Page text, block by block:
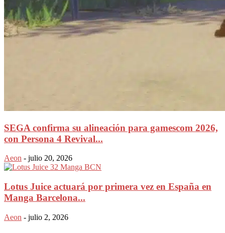
SEGA confirma su alineación para gamescom 2026,
con Persona 4 Revival...
Aeon - julio 20, 2026
Lotus Juice actuará por primera vez en España en
Manga Barcelona...
Aeon - julio 2, 2026